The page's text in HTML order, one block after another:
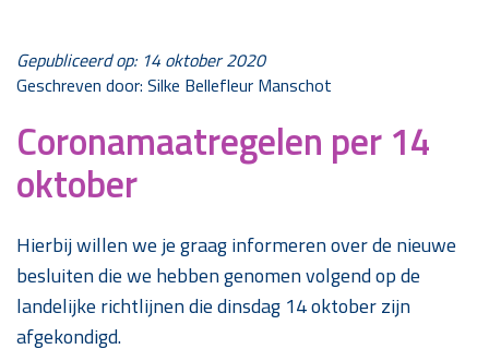
Gepubliceerd op: 14 oktober 2020
Geschreven door: Silke Bellefleur Manschot
Coronamaatregelen per 14
oktober
Hierbij willen we je graag informeren over de nieuwe
besluiten die we hebben genomen volgend op de
landelijke richtlijnen die dinsdag 14 oktober zijn
afgekondigd.